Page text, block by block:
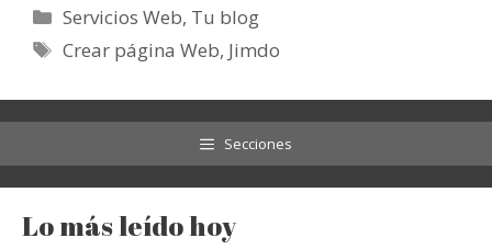
Categorías
Servicios Web, Tu blog
Etiquetas
Crear página Web, Jimdo
Secciones
Lo más leído hoy